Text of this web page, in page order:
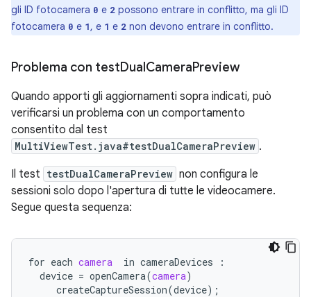
gli ID fotocamera 0 e 2 possono entrare in conflitto, ma gli ID
fotocamera 0 e 1, e 1 e 2 non devono entrare in conflitto.
Problema con testDual CameraPreview
Quando apporti gli aggiornamenti sopra indicati, può
verificarsi un problema con un comportamento
consentito dal test
MultiViewTest.java#testDualCameraPreview .
Il test testDualCameraPreview non configura le
sessioni solo dopo l'apertura di tutte le videocamere.
Segue questa sequenza:
for each camera in cameraDevices
:
device = openCamera(camera)
createCaptureSession(device);